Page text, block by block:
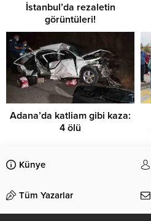
İstanbul’da rezaletin
görüntüleri!
Adana’da katliam gibi kaza:
4 ölü
Künye
Tüm Yazarlar